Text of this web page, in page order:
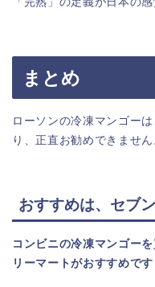
まとめ
ローソンの冷凍マンゴー
り、正直お勧めできません
おすすめは、セブ
コンビニの冷凍マンゴー
リーマートがおすすめです